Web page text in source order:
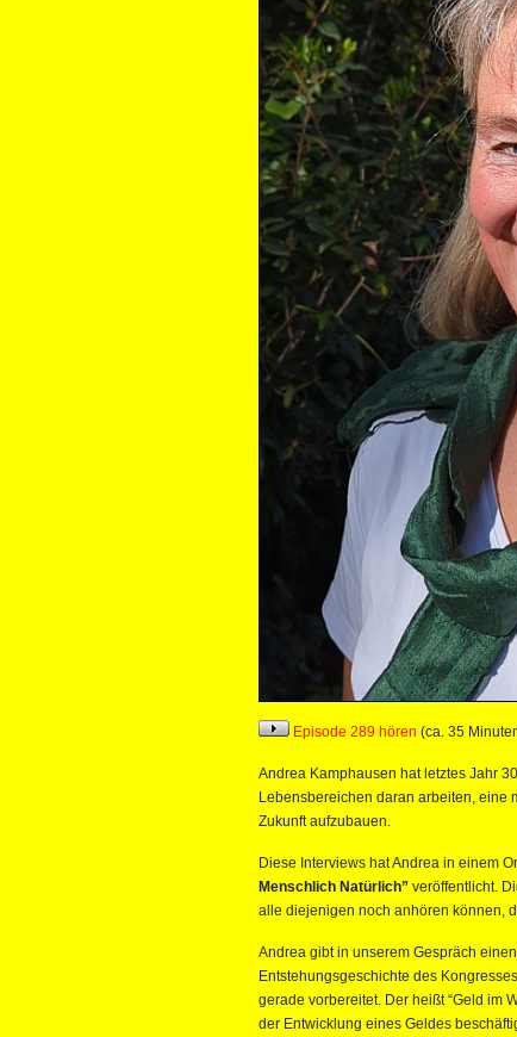
Episode 289 hören (ca. 35
Andrea Kamphausen hat letztes Jahr
Lebensbereichen daran arbeiten, eine
Zukunft aufzubauen.
Diese Interviews hat Andrea in einem
Menschlich Natürlich” veröffentlicht.
alle diejenigen noch anhören können,
Andrea gibt in unserem Gespräch
Entstehungsgeschichte des
gerade vorbereitet. Der heißt “Geld im
der Entwicklung eines Geldes